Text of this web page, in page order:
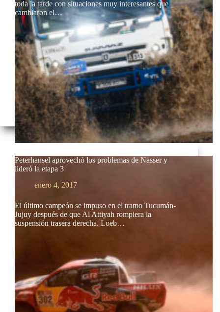
toda la tarde con situaciones muy interesantes que
cambiaron el…
Peterhansel aprovechó los problemas de Nasser y
lideró la etapa 3
enero 4, 2017
El último campeón se impuso en el tramo Tucumán-
Jujuy después de que Al Attiyah rompiera la
suspensión trasera derecha. Loeb…